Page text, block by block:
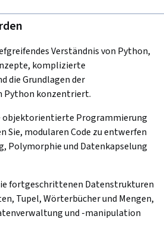
Verständnis von Python,
komplizierte
die Grundlagen der
Python konzentriert.
objektorientierte Programmierung
Sie, modularen Code zu entwerfen
Polymorphie und Datenkapselung
fortgeschrittenen Datenstrukturen
Tupel, Wörterbücher und Mengen,
und -manipulation